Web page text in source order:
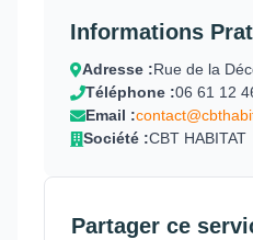
Informations
Adresse :Rue de la
Téléphone :06 61 12
Email :
Société :CBT HABITAT
Partager ce